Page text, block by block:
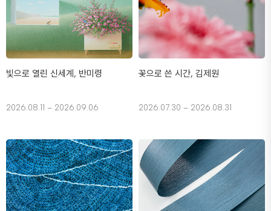
빛으로 열린 신세계, 반미령
2026.08.11 – 2026.09.06
꽃으로 쓴 시간, 김제원
2026.07.30 – 2026.08.31